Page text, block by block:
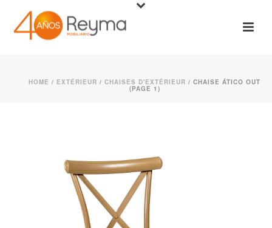
HOME / EXTÉRIEUR / CHAISES D'EXTÉRIEUR / CHAISE ÁTICO OUT
(PAGE 1)